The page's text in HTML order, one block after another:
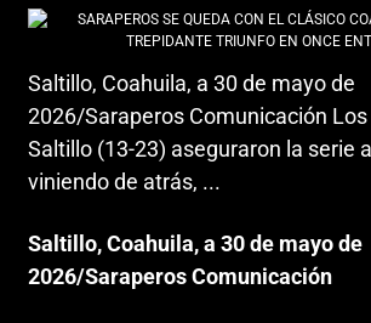
Saltillo, Coahuila, a 30 de mayo de
2026/Saraperos Comunicación
Saltillo (13-23) aseguraron la serie
viniendo de atrás, ...
Saltillo, Coahuila, a 30 de mayo de
2026/Saraperos Comunicación